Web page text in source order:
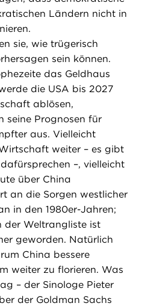
Ländern nicht in
sie, wie trügerisch
sein können.
das Geldhaus
die USA bis 2027
ablösen,
seine Prognosen für
aus. Vielleicht
weiter – es gibt
–, vielleicht
über China
an die Sorgen westlicher
in den 1980er-Jahren;
der Weltrangliste ist
geworden. Natürlich
China bessere
weiter zu florieren. Was
– der Sinologe Pieter
der Goldman Sachs